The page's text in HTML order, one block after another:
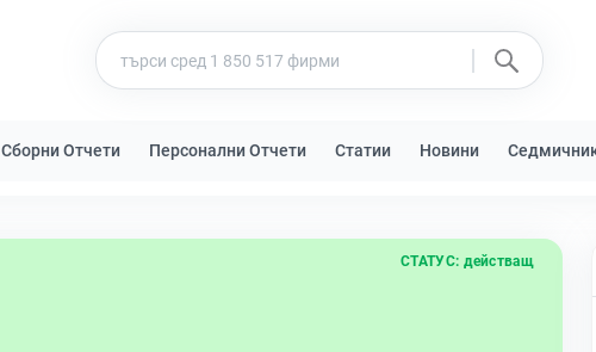
Сборни Отчети Персонални Отчети Статии Новини
СТАТУС: действащ